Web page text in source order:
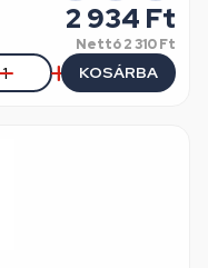
2 934 Ft
Nettó2 310 Ft
KOSÁRBA